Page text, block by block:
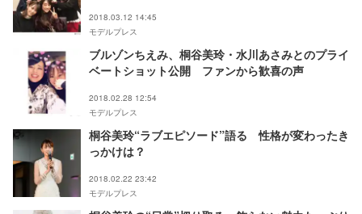
2018.03.12 14:45
モデルプレス
ブルゾンちえみ、桐谷美玲・水川あさみとのプライ
ベートショット公開 ファンから歓喜の声
2018.02.28 12:54
モデルプレス
桐谷美玲“ラブエピソード”語る 性格が変わったき
っかけは？
2018.02.22 23:42
モデルプレス